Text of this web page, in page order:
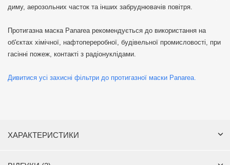
диму, аерозольних часток та інших забруднювачів повітря.
Протигазна маска Panarea рекомендується до використання на
об'єктах хімічної, нафтопереробної, будівельної промисловості, при
гасінні пожеж, контакті з радіонуклідами.
Дивитися усі захисні фільтри до протигазної маски Panarea.
ХАРАКТЕРИСТИКИ